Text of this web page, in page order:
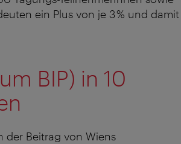
ein Plus von je 3 % und damit
BIP) in 10
der Beitrag von Wiens